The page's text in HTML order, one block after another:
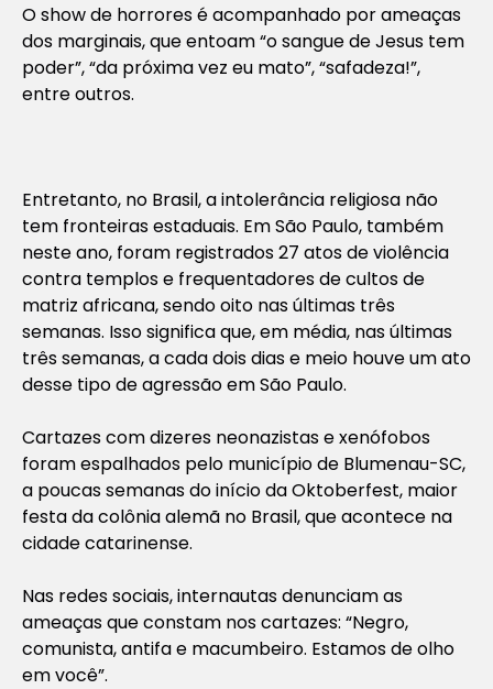
O show de horrores é acompanhado por ameaças
dos marginais, que entoam “o sangue de Jesus tem
poder”, “da próxima vez eu mato”, “safadeza!”,
entre outros.
Entretanto, no Brasil, a intolerância religiosa não
tem fronteiras estaduais. Em São Paulo, também
neste ano, foram registrados 27 atos de violência
contra templos e frequentadores de cultos de
matriz africana, sendo oito nas últimas três
semanas. Isso significa que, em média, nas últimas
três semanas, a cada dois dias e meio houve um ato
desse tipo de agressão em São Paulo.
Cartazes com dizeres neonazistas e xenófobos
foram espalhados pelo município de Blumenau-SC,
a poucas semanas do início da Oktoberfest, maior
festa da colônia alemã no Brasil, que acontece na
cidade catarinense.
Nas redes sociais, internautas denunciam as
ameaças que constam nos cartazes: “Negro,
comunista, antifa e macumbeiro. Estamos de olho
em você”.